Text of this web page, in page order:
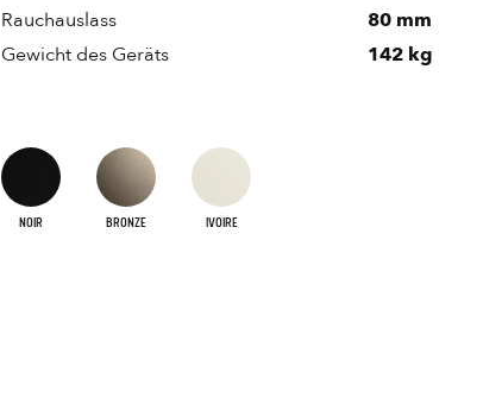
Rauchauslass
80 mm
Gewicht des Geräts
142 kg
NOIR BRONZE IVOIRE